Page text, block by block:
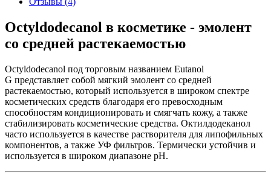
Octyldodecanol в косметике - эмолент
со средней растекаемостью
Octyldodecanol под торговым названием Eutanol
G представляет собой мягкий эмолент со средней
растекаемостью, который используется в широком спектре
косметических средств благодаря его превосходным
способностям кондиционировать и смягчать кожу, а также
стабилизировать косметические средства. Октилдодеканол
часто используется в качестве растворителя для липофильных
компонентов, а также УФ фильтров. Термически устойчив и
используется в широком диапазоне рН.